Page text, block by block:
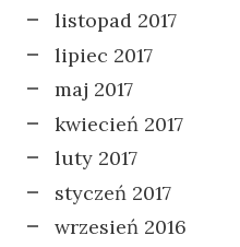
listopad 2017
lipiec 2017
maj 2017
kwiecień 2017
luty 2017
styczeń 2017
wrzesień 2016